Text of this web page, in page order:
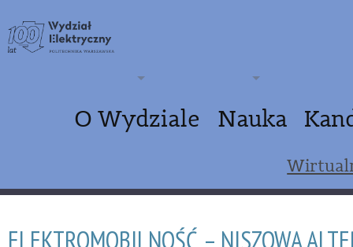
O Wydziale Nauka
ELEKTROMOBILNOŚĆ – NISZOWA